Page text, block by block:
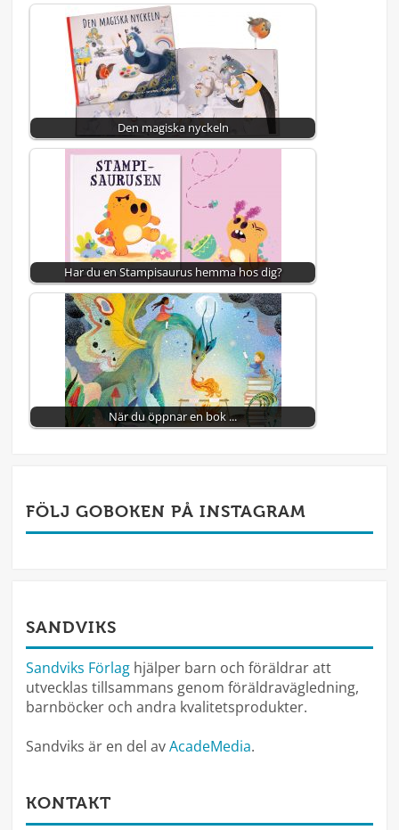
Den magiska nyckeln
Har du en Stampisaurus hemma hos dig?
När du öppnar en bok ...
FÖLJ GOBOKEN PÅ INSTAGRAM
SANDVIKS
Sandviks Förlag hjälper barn och föräldrar att
utvecklas tillsammans genom föräldravägledning,
barnböcker och andra kvalitetsprodukter.
Sandviks är en del avAcadeMedia.
KONTAKT